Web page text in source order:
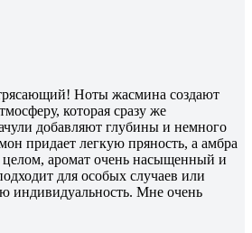
Ноты жасмина создают
которая сразу же
добавляют глубины и немного
придает легкую пряность, а амбра
аромат очень насыщенный и
для особых случаев или
индивидуальность. Мне очень